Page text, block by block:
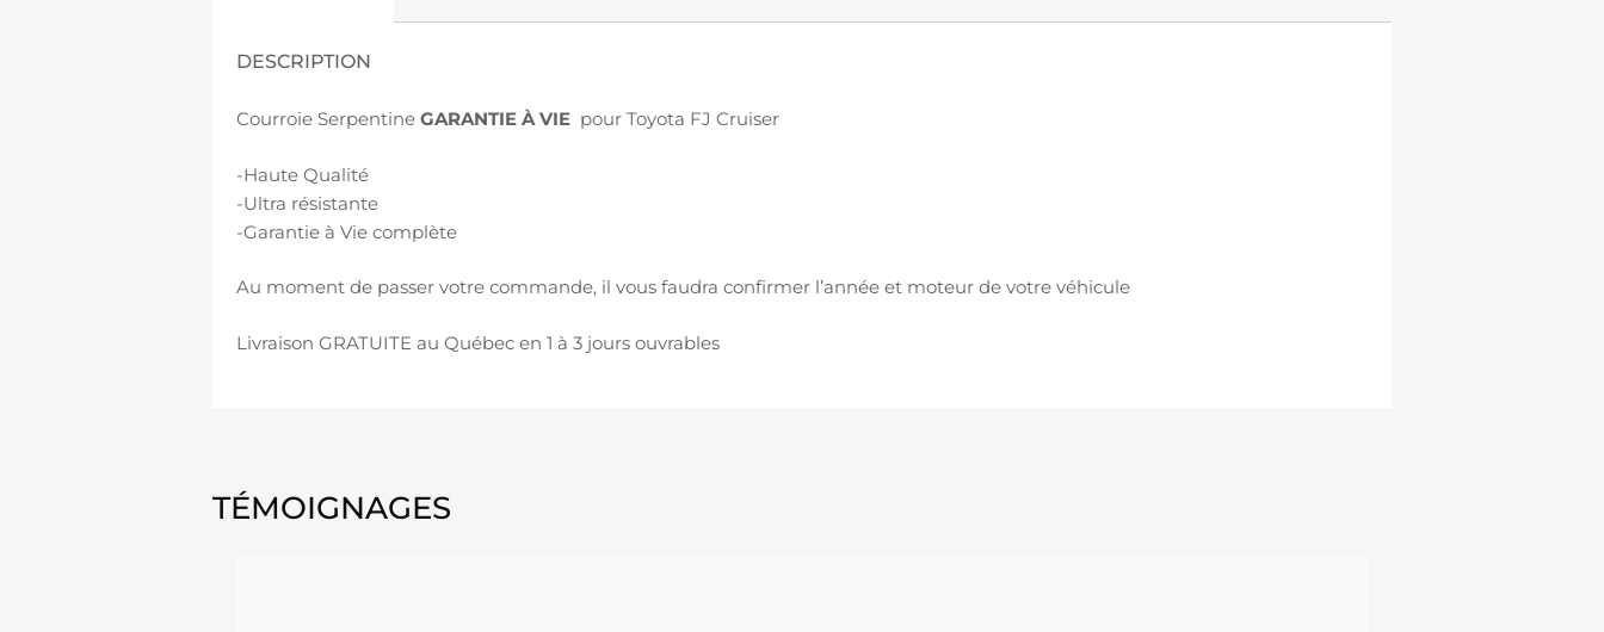
DESCRIPTION
Courroie Serpentine GARANTIE À VIE pour Toyota FJ Cruiser
-Haute Qualité
-Ultra résistante
-Garantie à Vie complète
Au moment de passer votre commande, il vous faudra confirmer l’année et moteur de votre véhicule
Livraison GRATUITE au Québec en 1 à 3 jours ouvrables
TÉMOIGNAGES